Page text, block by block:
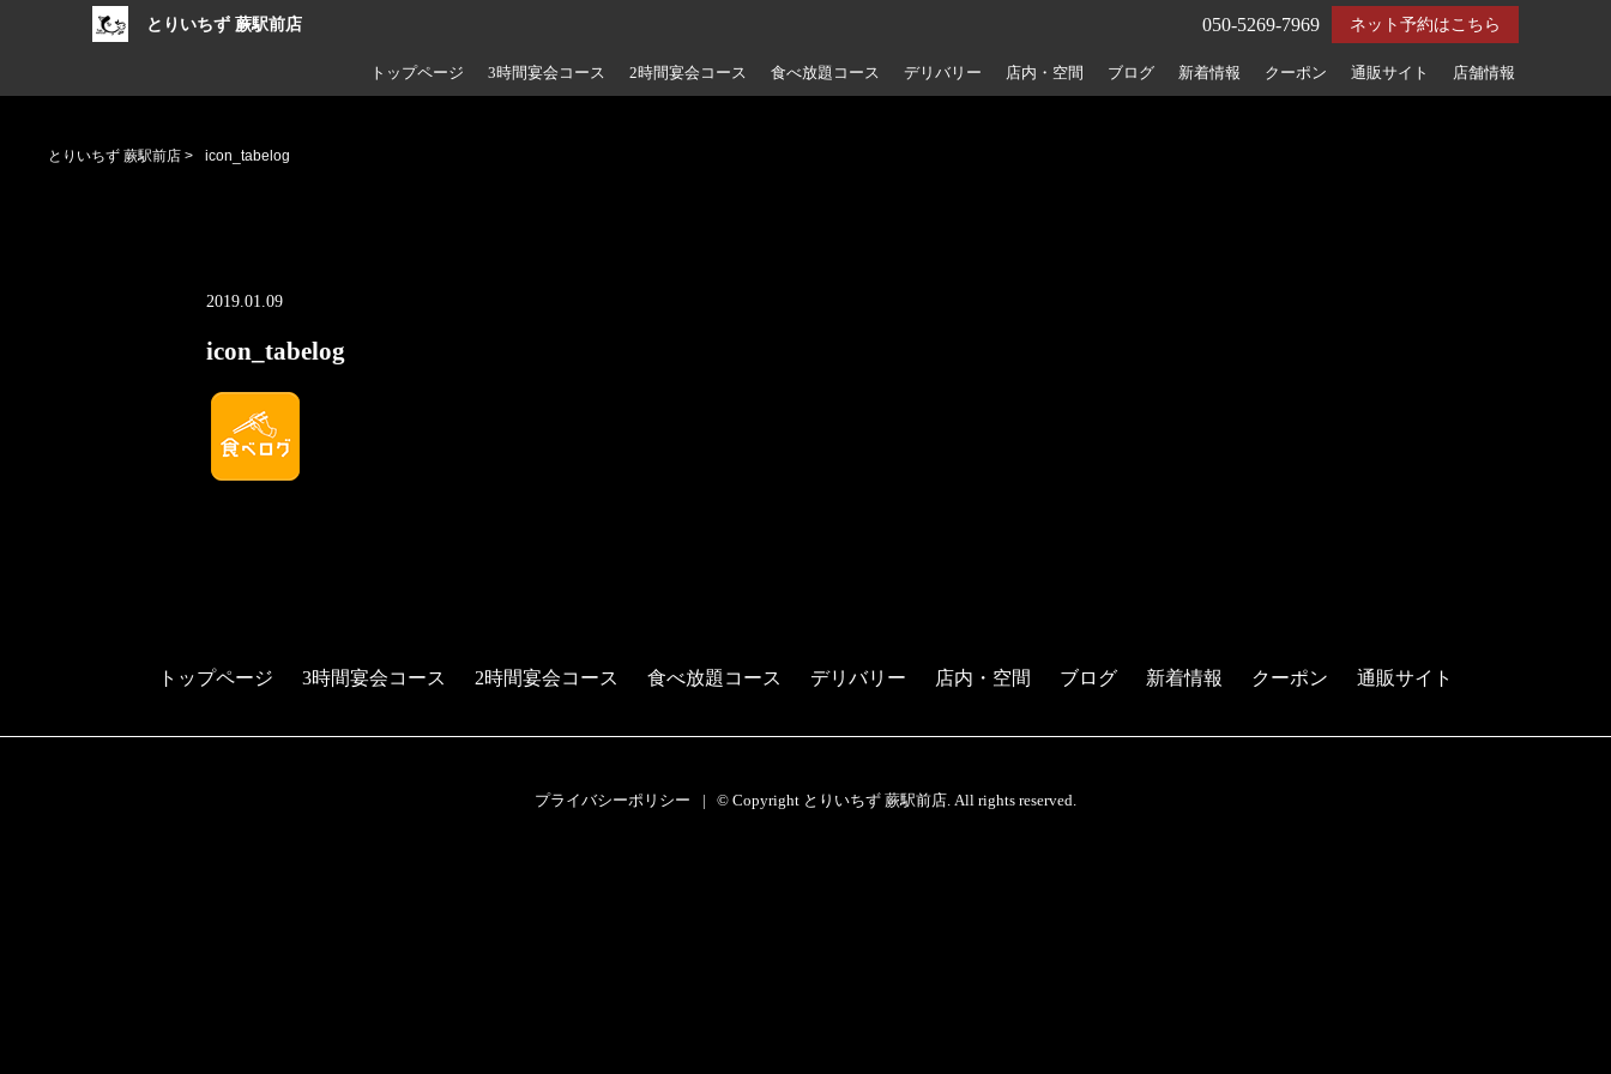
とりいちず 蕨駅前店 ネット予約はこちら
050-5269-7969
トップページ 3時間宴会コース 2時間宴会コース 食べ放題コース デリバリー 店内・空間 ブログ 新着情報 クーポン 通販サイト 店舗情報
とりいちず 蕨駅前店 > icon_tabelog
2019.01.09
icon_tabelog
トップページ 3時間宴会コース 2時間宴会コース 食べ放題コース デリバリー 店内・空間 ブログ 新着情報 クーポン 通販サイト
プライバシーポリシー © Copyright とりいちず 蕨駅前店. All rights reserved.